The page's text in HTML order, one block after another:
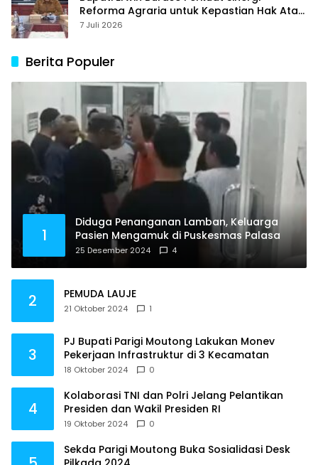
Reforma Agraria untuk Kepastian Hak Atas
Tanah bagi Masyarakat
7 Juli 2026
Berita Populer
1
Diduga Penanganan Lamban, Keluarga
Pasien Mengamuk di Puskesmas Palasa
25 Desember 2024 4
2 PEMUDA LAUJE
21 Oktober 2024 1
3
PJ Bupati Parigi Moutong Lakukan Monev
Pekerjaan Infrastruktur di 3 Kecamatan
18 Oktober 2024 0
4
Kolaborasi TNI dan Polri Jelang Pelantikan
Presiden dan Wakil Presiden RI
19 Oktober 2024 0
Sekda Parigi Moutong Buka Sosialidasi Desk